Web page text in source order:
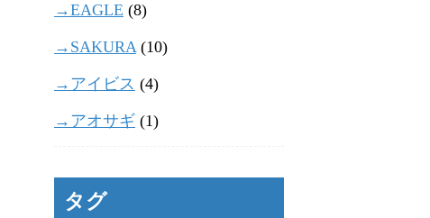
→EAGLE (8)
→SAKURA(10)
→アイビス (4)
→アオサギ (1)
タグ